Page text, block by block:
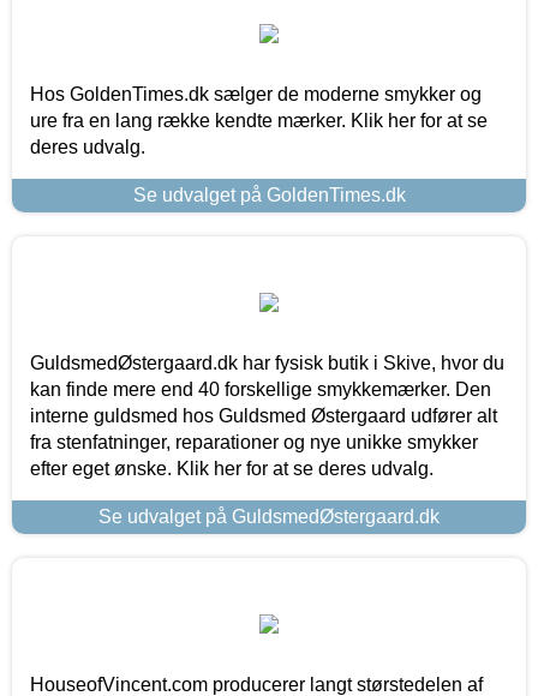
Hos GoldenTimes.dk sælger de moderne smykker og
ure fra en lang række kendte mærker. Klik her for at se
deres udvalg.
Se udvalget på GoldenTimes.dk
GuldsmedØstergaard.dk har fysisk butik i Skive, hvor du
kan finde mere end 40 forskellige smykkemærker. Den
interne guldsmed hos Guldsmed Østergaard udfører alt
fra stenfatninger, reparationer og nye unikke smykker
efter eget ønske. Klik her for at se deres udvalg.
Se udvalget på GuldsmedØstergaard.dk
HouseofVincent.com producerer langt størstedelen af